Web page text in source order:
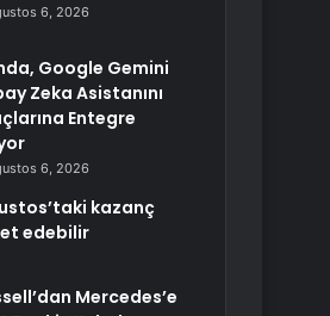
6, 2026
Google Gemini
Zeka Asistanını
Entegre
6, 2026
kazanç
edebilir
Mercedes’e